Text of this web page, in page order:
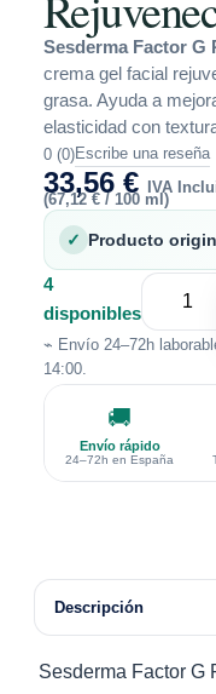
Sesderma Factor G
crema gel facial
grasa. Ayuda a
elasticidad con
0 (0)Escribe una reseña
33,56 € IVA
(67,12 € / 100 ml)
✓ Producto
4
disponibles
⌁ Envío 24–72h
14:00.
🚚
Envío rápido
24–72h en España
Descripción
Sesderma Factor G